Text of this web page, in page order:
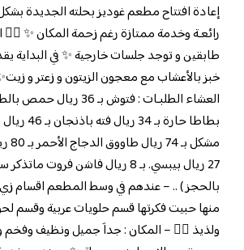
إعادة افتتاح مطعم غوديز بحلته الجديدة
رائعـة وخدمة ممتازة رغم زحمة المكان ✨
طابقين و توجد جلسات خارجية ✨ في البداية
خبز بالأعشاب مع معجون الزيتون و زعتر و
بطاطا حارة
27 ريال بيبسي. بـ 8 ريال فاشن فروت
بالحجز ) .. – عندهم في وسط المطعم اقسام
منها حبيت فكرتها قسم حلويات عربية وقسم
ولذيذ 👌🏼 – المكان : جداَ جميل ونظيف وفخم